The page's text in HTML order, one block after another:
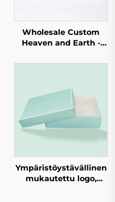
Wholesale Custom
Heaven and Earth -
pakkauspaperi, kansi
kantinen ja
pohjalainen
lahjapakkaus
Ympäristöystävällinen
mukautettu logo,